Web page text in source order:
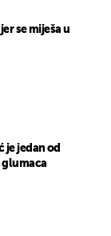
se miješa u
je jedan od